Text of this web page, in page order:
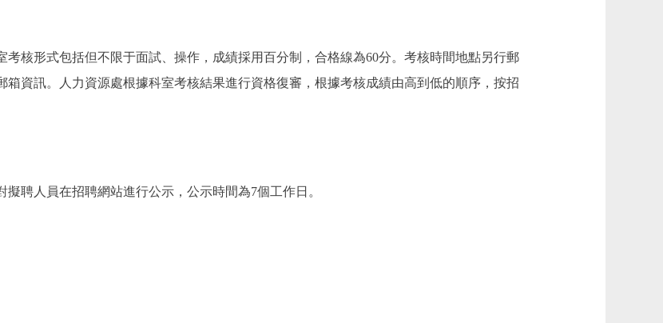
形式包括但不限于面試、操作，成績採用百分制，合格線為60分。考核時間地點另行郵
資訊。人力資源處根據科室考核結果進行資格復審，根據考核成績由高到低的順序，按招
人員在招聘網站進行公示，公示時間為7個工作日。